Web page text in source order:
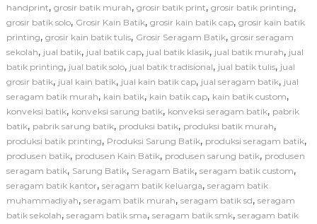
e
m
b
u
a
n
S
e
r
a
m
B
a
handprint, grosir batik murah, grosir batik print, grosir batik printing,
grosir batik solo, Grosir Kain Batik, grosir kain batik cap, grosir kain batik
printing, grosir kain batik tulis, Grosir Seragam Batik, grosir seragam
sekolah, jual batik, jual batik cap, jual batik klasik, jual batik murah, jual
batik printing, jual batik solo, jual batik tradisional, jual batik tulis, jual
grosir batik, jual kain batik, jual kain batik cap, jual seragam batik, jual
seragam batik murah, kain batik, kain batik cap, kain batik custom,
konveksi batik, konveksi sarung batik, konveksi seragam batik, pabrik
batik, pabrik sarung batik, produksi batik, produksi batik murah,
produksi batik printing, Produksi Sarung Batik, produksi seragam batik,
produsen batik, produsen Kain Batik, produsen sarung batik, produsen
seragam batik, Sarung Batik, Seragam Batik, seragam batik custom,
seragam batik kantor, seragam batik keluarga, seragam batik
muhammadiyah, seragam batik murah, seragam batik sd, seragam
batik sekolah, seragam batik sma, seragam batik smk, seragam batik